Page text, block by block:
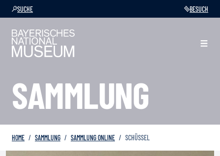
SUCHE BESUCH
SAMMLUNG
HOME SAMMLUNG SAMMLUNG ONLINE SCHÜSSEL